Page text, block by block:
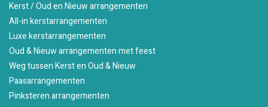
Kerst / Oud en Nieuw arrangementen
All-in kerstarrangementen
Luxe kerstarrangementen
Oud & Nieuw arrangementen met feest
Weg tussen Kerst en Oud & Nieuw
Paasarrangementen
Pinksteren arrangementen